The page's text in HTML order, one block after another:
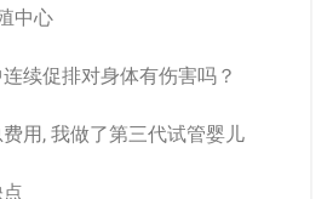
中心
续促排对身体有伤害吗？
用, 我做了第三代试管婴儿